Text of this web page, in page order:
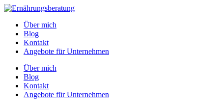
Über mich
Blog
Kontakt
Angebote für Unternehmen
Über mich
Blog
Kontakt
Angebote für Unternehmen